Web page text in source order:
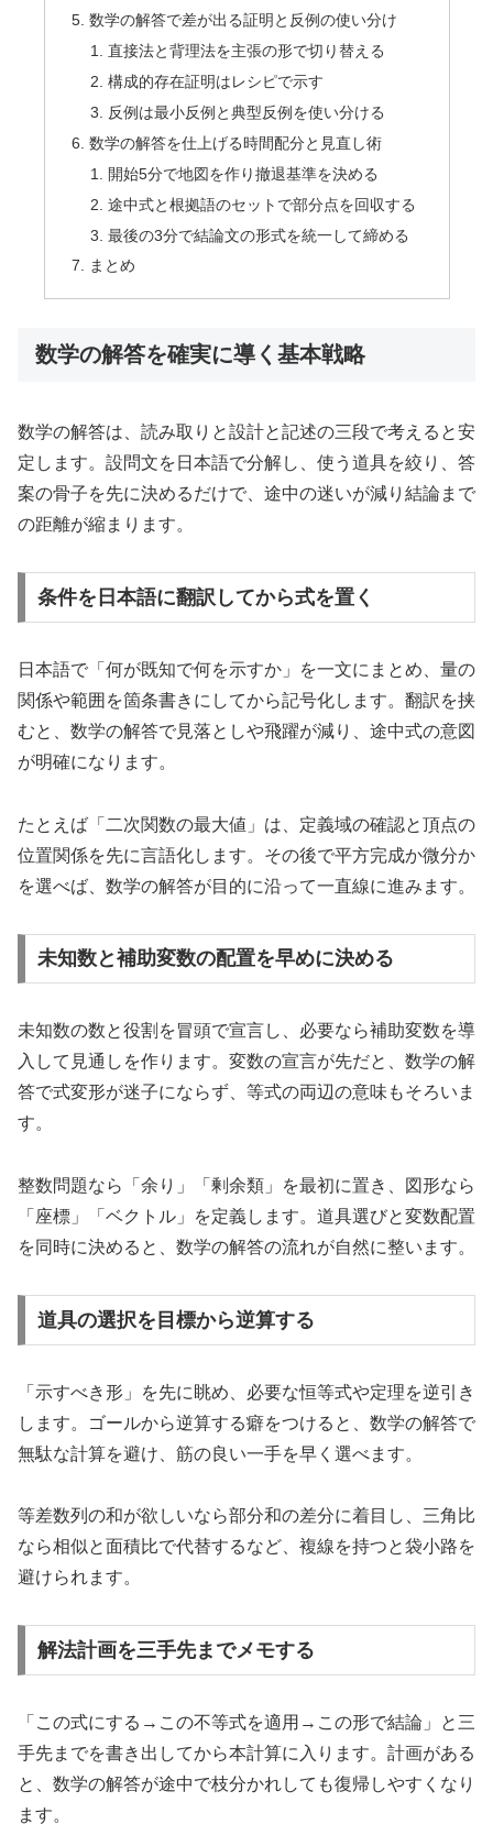
数学の解答で差が出る証明と反例の使い分け
直接法と背理法を主張の形で切り替える
構成的存在証明はレシピで示す
反例は最小反例と典型反例を使い分ける
数学の解答を仕上げる時間配分と見直し術
開始5分で地図を作り撤退基準を決める
途中式と根拠語のセットで部分点を回収する
最後の3分で結論文の形式を統一して締める
まとめ
数学の解答を確実に導く基本戦略
数学の解答は、読み取りと設計と記述の三段で考えると安
定します。設問文を日本語で分解し、使う道具を絞り、答
案の骨子を先に決めるだけで、途中の迷いが減り結論まで
の距離が縮まります。
条件を日本語に翻訳してから式を置く
日本語で「何が既知で何を示すか」を一文にまとめ、量の
関係や範囲を箇条書きにしてから記号化します。翻訳を挟
むと、数学の解答で見落としや飛躍が減り、途中式の意図
が明確になります。
たとえば「二次関数の最大値」は、定義域の確認と頂点の
位置関係を先に言語化します。その後で平方完成か微分か
を選べば、数学の解答が目的に沿って一直線に進みます。
未知数と補助変数の配置を早めに決める
未知数の数と役割を冒頭で宣言し、必要なら補助変数を導
入して見通しを作ります。変数の宣言が先だと、数学の解
答で式変形が迷子にならず、等式の両辺の意味もそろいま
す。
整数問題なら「余り」「剰余類」を最初に置き、図形なら
「座標」「ベクトル」を定義します。道具選びと変数配置
を同時に決めると、数学の解答の流れが自然に整います。
道具の選択を目標から逆算する
「示すべき形」を先に眺め、必要な恒等式や定理を逆引き
します。ゴールから逆算する癖をつけると、数学の解答で
無駄な計算を避け、筋の良い一手を早く選べます。
等差数列の和が欲しいなら部分和の差分に着目し、三角比
なら相似と面積比で代替するなど、複線を持つと袋小路を
避けられます。
解法計画を三手先までメモする
「この式にする→この不等式を適用→この形で結論」と三
手先までを書き出してから本計算に入ります。計画がある
と、数学の解答が途中で枝分かれしても復帰しやすくなり
ます。